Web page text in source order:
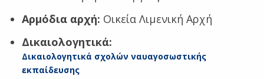
Αρμόδια αρχή: Οικεία Λιμενική Αρχή
Δικαιολογητικά:
Δικαιολογητικά σχολών ναυαγοσωστικής
εκπαίδευσης